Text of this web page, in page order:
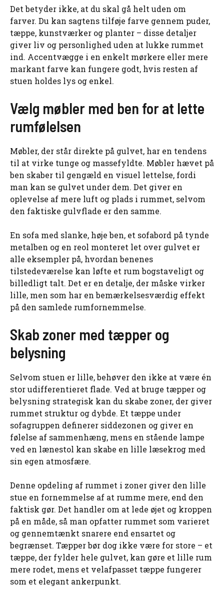
Det betyder ikke, at du skal gå helt uden om
farver. Du kan sagtens tilføje farve gennem puder,
tæppe, kunstværker og planter – disse detaljer
giver liv og personlighed uden at lukke rummet
ind. Accentvægge i en enkelt mørkere eller mere
markant farve kan fungere godt, hvis resten af
stuen holdes lys og enkel.
Vælg møbler med ben for at lette
rumfølelsen
Møbler, der står direkte på gulvet, har en tendens
til at virke tunge og massefyldte. Møbler hævet på
ben skaber til gengæld en visuel lettelse, fordi
man kan se gulvet under dem. Det giver en
oplevelse af mere luft og plads i rummet, selvom
den faktiske gulvflade er den samme.
En sofa med slanke, høje ben, et sofabord på tynde
metalben og en reol monteret let over gulvet er
alle eksempler på, hvordan benenes
tilstedeværelse kan løfte et rum bogstaveligt og
billedligt talt. Det er en detalje, der måske virker
lille, men som har en bemærkelsesværdig effekt
på den samlede rumfornemmelse.
Skab zoner med tæpper og
belysning
Selvom stuen er lille, behøver den ikke at være én
stor udifferentieret flade. Ved at bruge tæpper og
belysning strategisk kan du skabe zoner, der giver
rummet struktur og dybde. Et tæppe under
sofagruppen definerer siddezonen og giver en
følelse af sammenhæng, mens en stående lampe
ved en lænestol kan skabe en lille læsekrog med
sin egen atmosfære.
Denne opdeling af rummet i zoner giver den lille
stue en fornemmelse af at rumme mere, end den
faktisk gør. Det handler om at lede øjet og kroppen
på en måde, så man opfatter rummet som varieret
og gennemtænkt snarere end ensartet og
begrænset. Tæpper bør dog ikke være for store – et
tæppe, der fylder hele gulvet, kan gøre et lille rum
mere rodet, mens et velafpasset tæppe fungerer
som et elegant ankerpunkt.